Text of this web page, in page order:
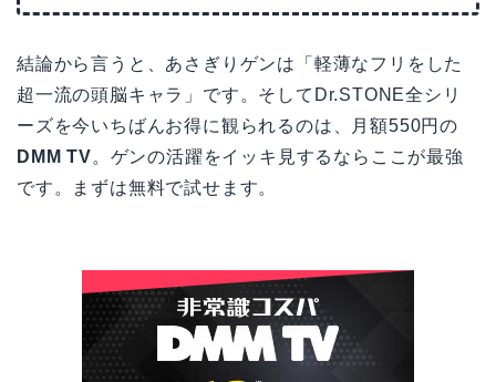
結論から言うと、あさぎりゲンは「軽薄なフリをした
超一流の頭脳キャラ」です。そしてDr.STONE全シリ
ーズを今いちばんお得に観られるのは、月額550円の
DMM TV。ゲンの活躍をイッキ見するならここが最強
です。まずは無料で試せます。